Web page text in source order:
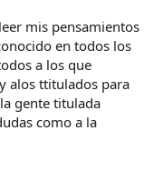
mis pensamientos
en todos los
a los que
alos ttitulados para
gente titulada
como a la